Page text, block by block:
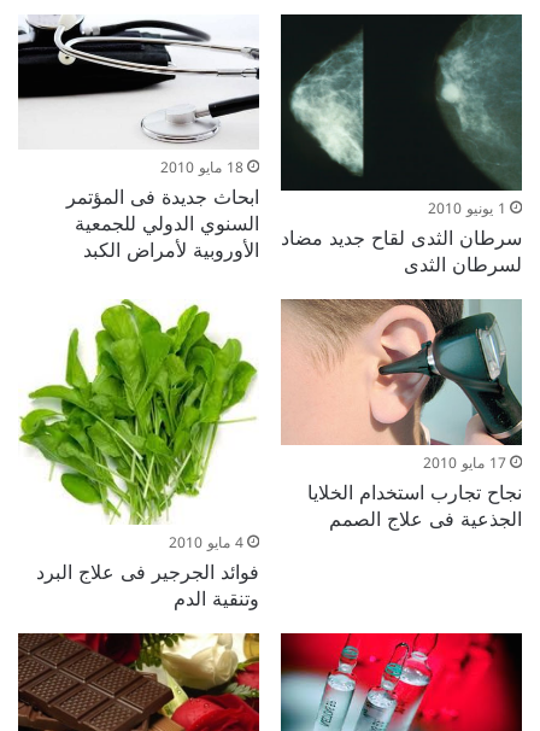
1 يونيو 2010
سرطان الثدى لقاح جديد مضاد
لسرطان الثدى
18 مايو 2010
ابحاث جديدة فى المؤتمر
السنوي الدولي للجمعية
الأوروبية لأمراض الكبد
17 مايو 2010
نجاح تجارب استخدام الخلايا
الجذعية فى علاج الصمم
4 مايو 2010
فوائد الجرجير فى علاج البرد
وتنقية الدم